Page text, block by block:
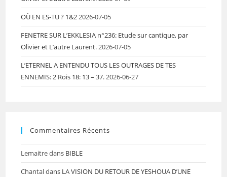
OÙ EN ES-TU ? 1&22026-07-05
FENETRE SUR L’EKKLESIA n°236: Etude sur cantique, par
Olivier et L’autre Laurent.2026-07-05
L’ETERNEL A ENTENDU TOUS LES OUTRAGES DE TES
ENNEMIS: 2 Rois 18: 13 – 37.2026-06-27
Commentaires Récents
Lemaitredans BIBLE
Chantaldans LA VISION DU RETOUR DE YESHOUA D’UNE